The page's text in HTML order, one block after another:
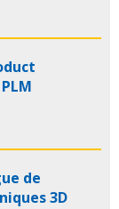
de
3D